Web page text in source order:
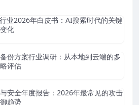
业2026年白皮书：AI搜索时代的关键
化
份方案行业调研：从本地到云端的多
评估
安全年度报告：2026年最常见的攻击
趋势